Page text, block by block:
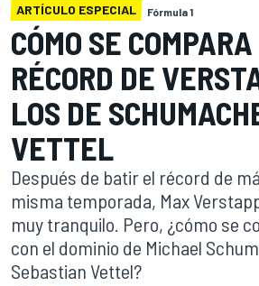
ARTÍCULO ESPECIAL Fórmula 1
CÓMO SE
RÉCORD DE
LOS DE
VETTEL
Después de batir el récord de
misma temporada, Max
muy tranquilo. Pero, ¿cómo se
con el dominio de Michael
Sebastian Vettel?